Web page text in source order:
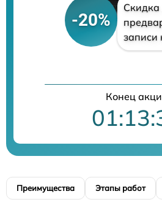
-20%
Скидка
записи
Конец
Преимущества Этапы работ